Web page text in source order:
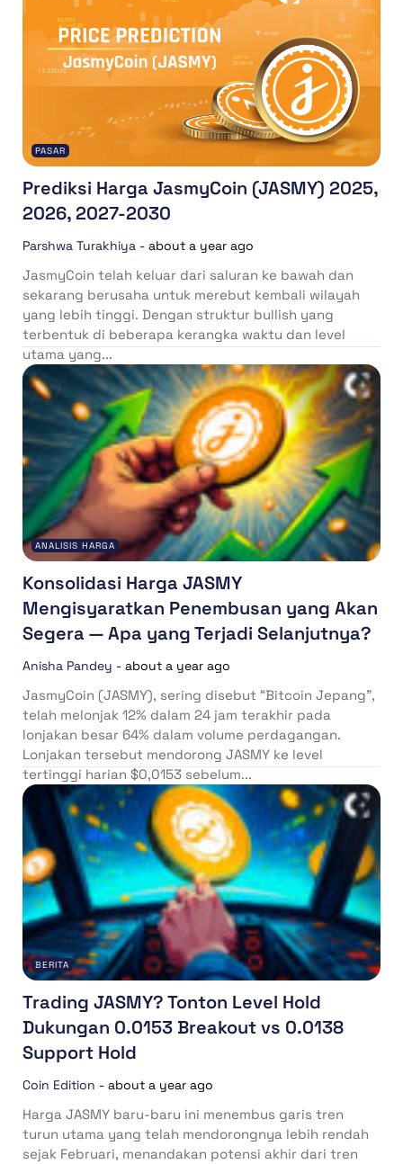
PASAR
Prediksi Harga JasmyCoin (JASMY) 2025,
2026, 2027-2030
Parshwa Turakhiya - about a year ago
JasmyCoin telah keluar dari saluran ke bawah dan
sekarang berusaha untuk merebut kembali wilayah
yang lebih tinggi. Dengan struktur bullish yang
terbentuk di beberapa kerangka waktu dan level
utama yang...
ANALISIS HARGA
Konsolidasi Harga JASMY
Mengisyaratkan Penembusan yang Akan
Segera — Apa yang Terjadi Selanjutnya?
Anisha Pandey - about a year ago
JasmyCoin (JASMY), sering disebut “Bitcoin Jepang”,
telah melonjak 12% dalam 24 jam terakhir pada
lonjakan besar 64% dalam volume perdagangan.
Lonjakan tersebut mendorong JASMY ke level
tertinggi harian $0,0153 sebelum...
BERITA
Trading JASMY? Tonton Level Hold
Dukungan 0.0153 Breakout vs 0.0138
Support Hold
Coin Edition - about a year ago
Harga JASMY baru-baru ini menembus garis tren
turun utama yang telah mendorongnya lebih rendah
sejak Februari, menandakan potensi akhir dari tren